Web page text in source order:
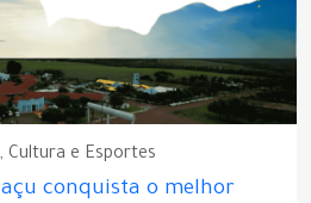
Cultura e Esportes
conquista o melhor